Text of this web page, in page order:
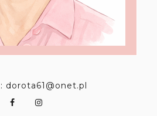
dorota61@onet.pl